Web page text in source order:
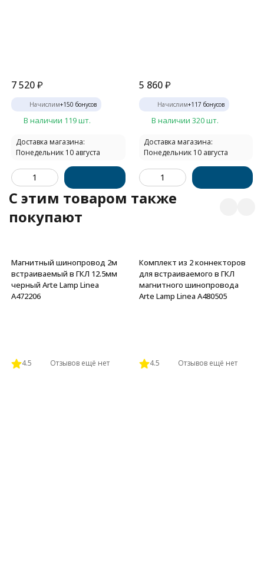
7 520₽
Начислим+150 бонусов
В наличии 119 шт.
Доставка магазина:
Понедельник 10 августа
5 860 ₽
Начислим+117 бонусов
В наличии 320 шт.
Доставка магазина:
Понедельник 10 августа
C этим товаром также
покупают
Магнитный шинопровод 2м
встраиваемый в ГКЛ 12.5мм
черный Arte Lamp Linea
A472206
4.5 Отзывов ещё нет
Комплект из 2 коннекторов
для встраиваемого в ГКЛ
магнитного шинопровода
Arte Lamp Linea A480505
4.5 Отзывов ещё нет